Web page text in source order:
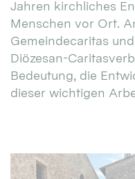
Jahren kirchliches
Menschen vor Ort.
Gemeindecaritas
Diözesan-
Bedeutung, die
dieser wichtigen